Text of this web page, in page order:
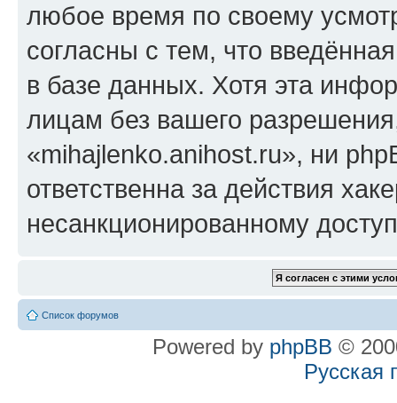
любое время по своему
согласны с тем, что
в базе данных. Хотя эта
лицам без вашего
«mihajlenko.anihost.ru», ни
ответственна за действия
несанкционированному
Список форумов
Powered by phpBB ©
Русская